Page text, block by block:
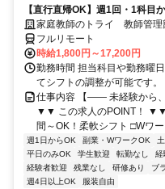
【直行直帰OK】週1回・1科目
家庭教師のトライ 教師管理
フルリモート
時給1,800円～17,200円
勤務時間 担当科目や勤務曜
てシフトの調整が可能です。
仕事内容 【―― 未経験から
▼▼ この求人のPOINT！ ▼▼
間～OK！柔軟シフト □Wワ
週1日からOK 副業・WワークOK
平日のみOK
学生歓迎 転勤なし 経
経験者歓迎
残業なし 研修あり ブ
週4日以上OK
服装自由